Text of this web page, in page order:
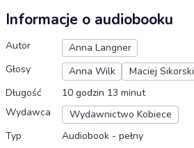
Informacje o audiobooku
Autor
Anna Langner
Głosy
Anna Wilk
Maciej Sikorski
Długość
10 godzin 13 minut
Wydawca
Wydawnictwo Kobiece
Typ
Audiobook - pełny